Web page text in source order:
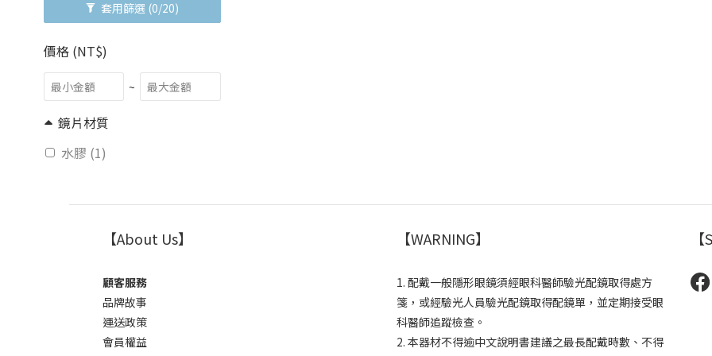
套用篩選 (0/20)
價格 (NT$)
~
鏡片材質
水膠 (1)
【About Us】
顧客服務
品牌故事
運送政策
會員權益
【WARNING】
1. 配戴一般隱形眼鏡須經眼科醫師驗光配鏡取得處方
箋，或經驗光人員驗光配鏡取得配鏡單，並定期接受眼
科醫師追蹤檢查。
2. 本器材不得逾中文說明書建議之最長配戴時數、不得